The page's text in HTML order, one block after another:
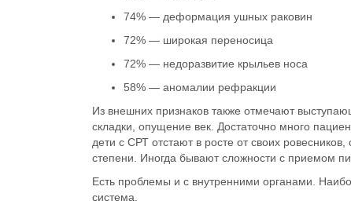
74% — деформация ушных раковин
72% — широкая переносица
72% — недоразвитие крыльев носа
58% — аномалии рефракции
Из внешних признаков также отмечают
складки, опущение век. Достаточно много
дети с СРТ отстают в росте от своих
степени. Иногда бывают сложности с приемом
Есть проблемы и с внутренними органами.
система.